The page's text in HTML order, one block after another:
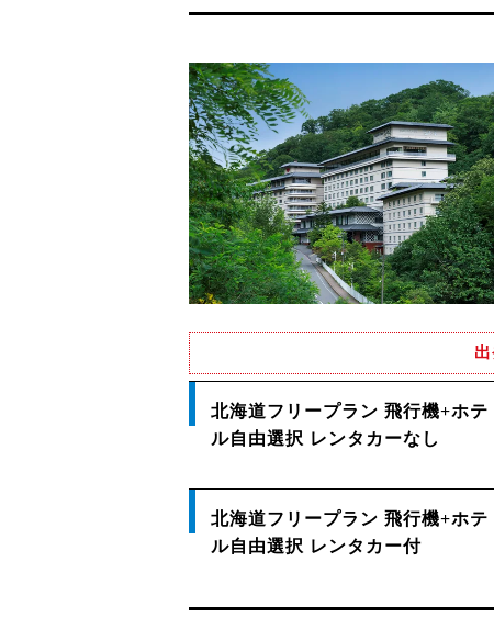
北海道フリープラン 飛行機+ホテ
ル自由選択 レンタカーなし
北海道フリープラン 飛行機+ホテ
ル自由選択 レンタカー付